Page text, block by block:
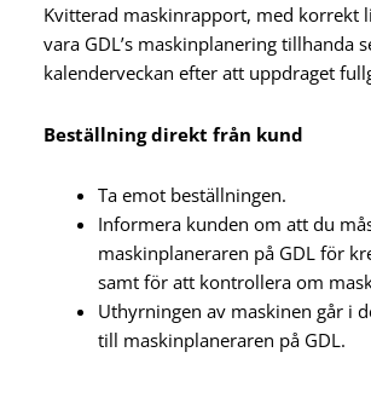
Kvitterad maskinrapport, med korrekt
vara GDL’s maskinplanering tillhanda
kalenderveckan efter att uppdraget
Beställning direkt från kund
Ta emot beställningen.
Informera kunden om att du
maskinplaneraren på GDL för
samt för att kontrollera om
Uthyrningen av maskinen går i
till maskinplaneraren på GDL.